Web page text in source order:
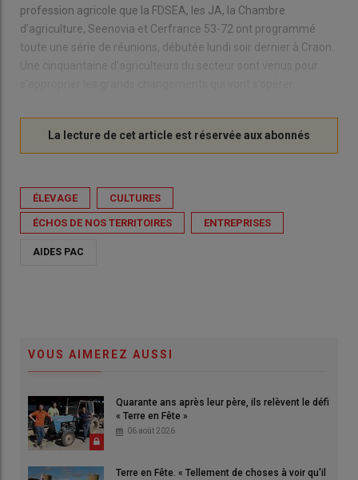
profession agricole que la FDSEA, les JA, la Chambre
d’agriculture, Seenovia et Cerfrance 53-72 ont programmé
toute une série de réunions, débutée lundi soir dernier à Craon.
Une cinquantaine d’agriculteurs du secteur sont venus pour
ÉLEVAGE CULTURES
ÉCHOS DE NOS TERRITOIRES ENTREPRISES
AIDES PAC
VOUS AIMEREZ AUSSI
Quarante ans après leur père, ils relèvent le défi
« Terre en Fête »
06 août 2026
Terre en Fête. « Tellement de choses à voir qu'il